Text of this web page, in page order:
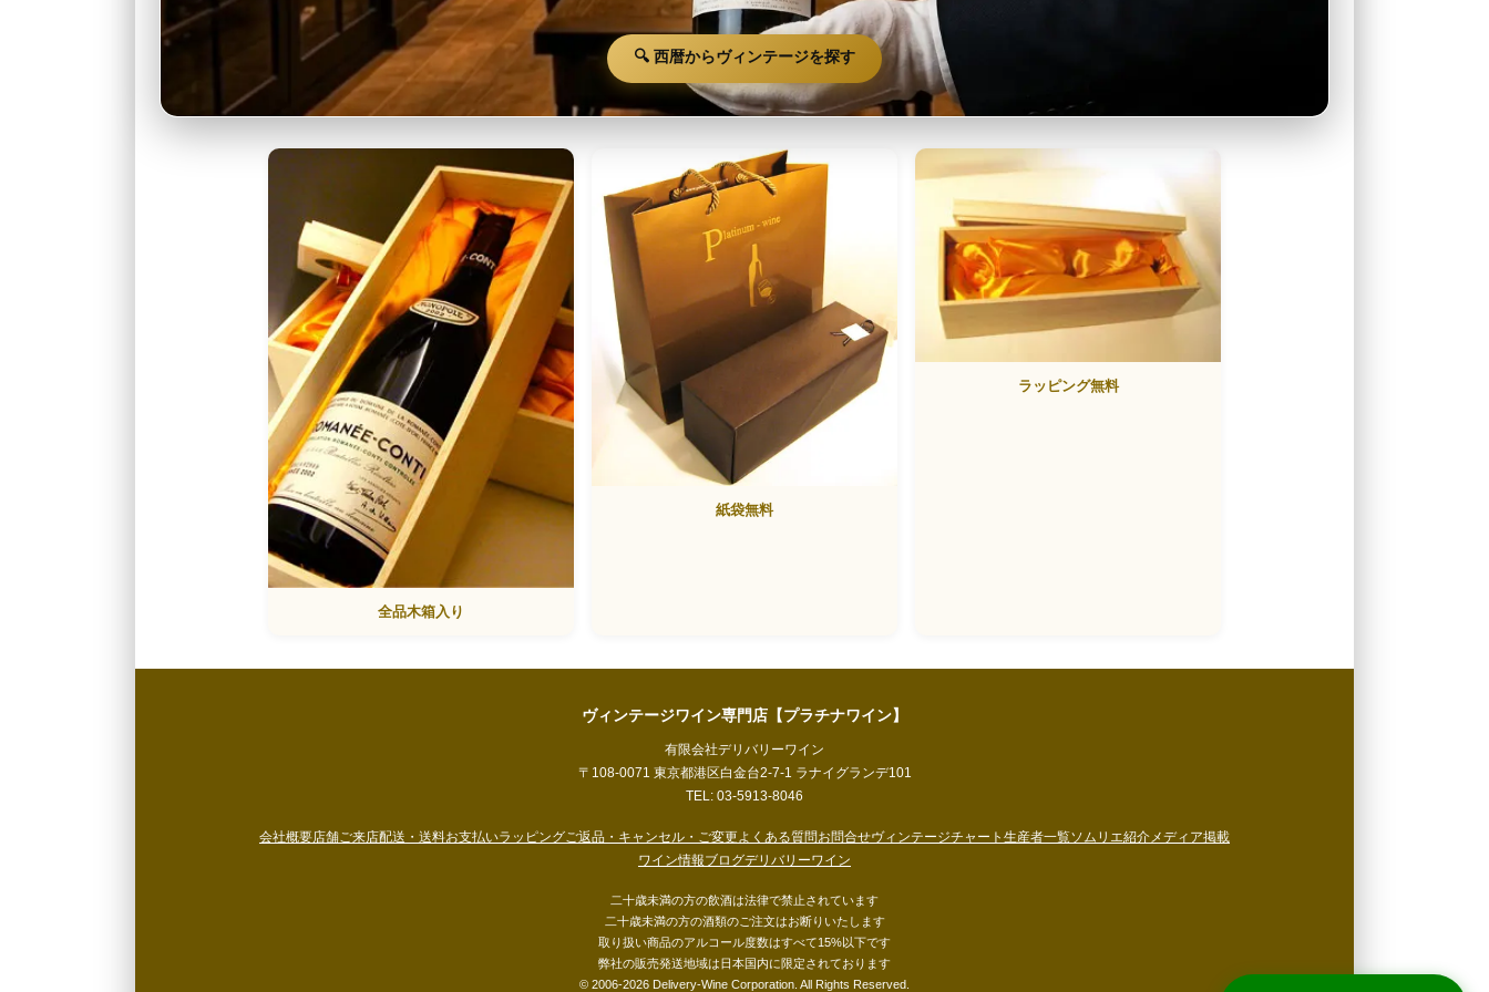
🔍 西暦からヴィンテージを探す
全品木箱入り
紙袋無料
ラッピング無料
ヴィンテージワイン専門店【プラチナワイン】
有限会社デリバリーワイン
〒108-0071 東京都港区白金台2-7-1 ラナイグランデ101
TEL: 03-5913-8046
会社概要店舗ご来店配送・送料お支払いラッピングご返品・キャンセル・ご変更よくある質問お問合せヴィンテージチャート 生産者一覧ソムリエ紹介メディア掲載
ワイン情報ブログデリバリーワイン
二十歳未満の方の飲酒は法律で禁止されています
二十歳未満の方の酒類のご注文はお断りいたします
取り扱い商品のアルコール度数はすべて15%以下です
弊社の販売発送地域は日本国内に限定されております
© 2006-2026 Delivery-Wine Corporation. All Rights Reserved.